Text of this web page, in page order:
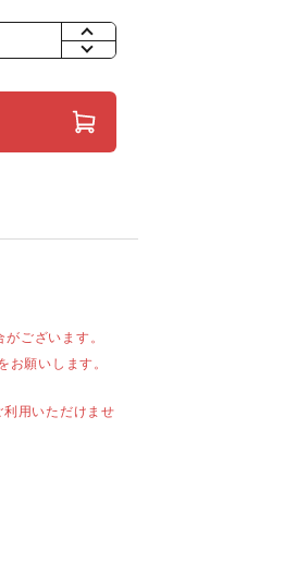
ございます。
願いします。
用いただけませ